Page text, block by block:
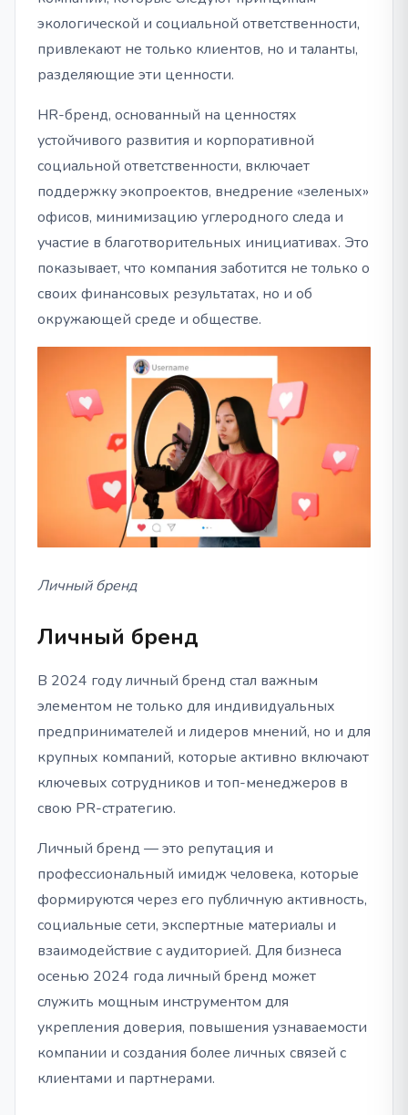
экологической и социальной ответственности,
привлекают не только клиентов, но и таланты,
разделяющие эти ценности.
HR-бренд, основанный на ценностях
устойчивого развития и корпоративной
социальной ответственности, включает
поддержку экопроектов, внедрение «зеленых»
офисов, минимизацию углеродного следа и
участие в благотворительных инициативах. Это
показывает, что компания заботится не только о
своих финансовых результатах, но и об
окружающей среде и обществе.
Личный бренд
Личный бренд
В 2024 году личный бренд стал важным
элементом не только для индивидуальных
предпринимателей и лидеров мнений, но и для
крупных компаний, которые активно включают
ключевых сотрудников и топ-менеджеров в
свою PR-стратегию.
Личный бренд — это репутация и
профессиональный имидж человека, которые
формируются через его публичную активность,
социальные сети, экспертные материалы и
взаимодействие с аудиторией. Для бизнеса
осенью 2024 года личный бренд может
служить мощным инструментом для
укрепления доверия, повышения узнаваемости
компании и создания более личных связей с
клиентами и партнерами.